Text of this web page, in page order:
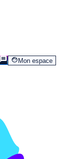
Mon espace